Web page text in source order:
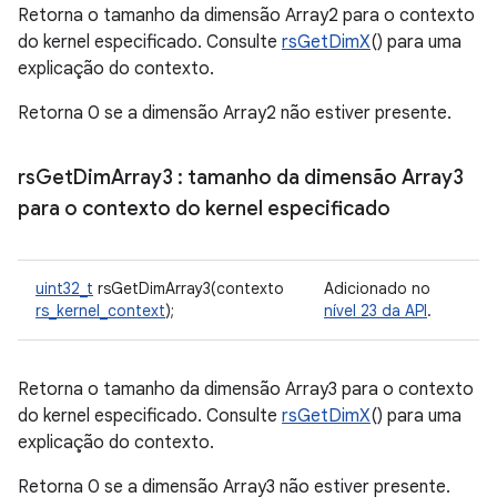
Retorna o tamanho da dimensão Array2 para o contexto
do kernel especificado. Consulte rsGetDimX() para uma
explicação do contexto.
Retorna 0 se a dimensão Array2 não estiver presente.
rsGetDimArray3 : tamanho da dimensão Array3
para o contexto do kernel especificado
uint32_t rsGetDimArray3(contexto
rs_kernel_context);
Adicionado no
nível 23 da API.
Retorna o tamanho da dimensão Array3 para o contexto
do kernel especificado. Consulte rsGetDimX() para uma
explicação do contexto.
Retorna 0 se a dimensão Array3 não estiver presente.